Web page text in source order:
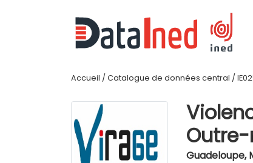
Accueil / Catalogue de données central /
Guadeloupe,